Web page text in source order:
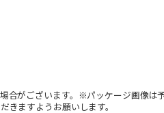
合がございます。※パッケージ画像は
きますようお願いします。